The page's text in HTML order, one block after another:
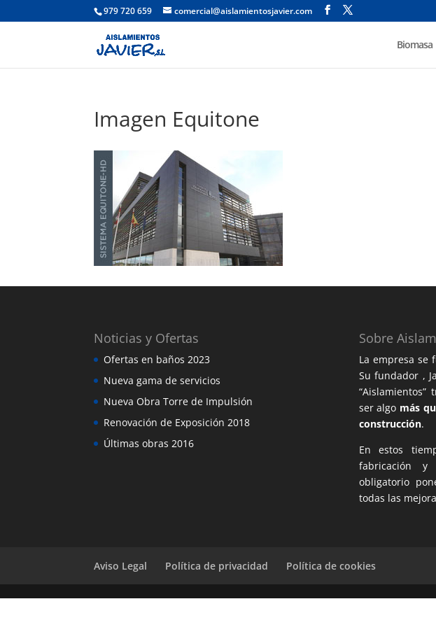
979 720 659 comercial@aislamientosjavier.com
Biomasa
Imagen Equitone
Noticias y Ofertas
Ofertas en baños 2023
Nueva gama de servicios
Nueva Obra Torre de Impulsión
Renovación de Exposición 2018
Últimas obras 2016
Sobre
La empresa se
Su fundador ,
ser algo más
construcción.
En estos
fabricación
obligatorio
todas las
Aviso Legal Política de privacidad Política de cookies